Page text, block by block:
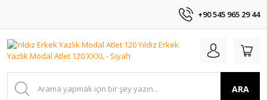
+90 545 965 29 44
ARA